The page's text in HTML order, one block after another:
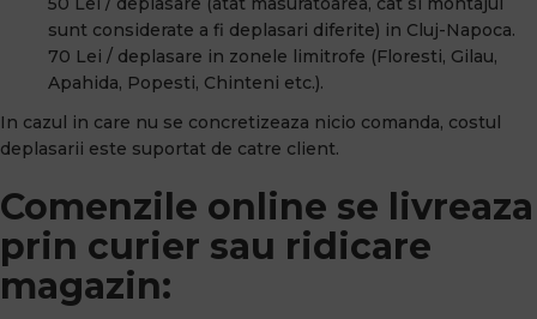
sunt considerate a fi deplasari diferite) in Cluj-Napoca.
70 Lei / deplasare in zonele limitrofe (Floresti, Gilau,
Apahida, Popesti, Chinteni etc.).
In cazul in care nu se concretizeaza nicio comanda, costul
deplasarii este suportat de catre client.
Comenzile online se livreaza
prin curier sau ridicare
magazin: